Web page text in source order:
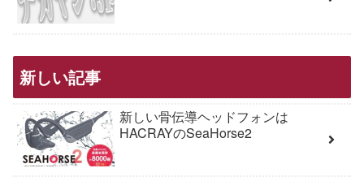
新しい記事
新しい骨伝導ヘッドフォンは
HACRAYのSeaHorse2